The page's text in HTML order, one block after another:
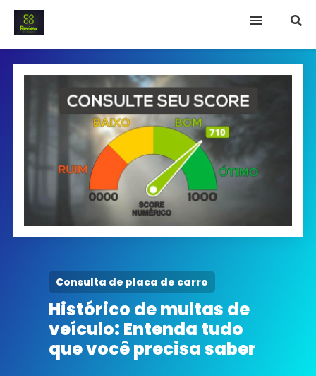
INICIO
Termo e Condições
Política Privacidade
SOBRE NÓS
Consulta de placa de carro
Histórico de multas de
veículo: Entenda tudo
que você precisa saber